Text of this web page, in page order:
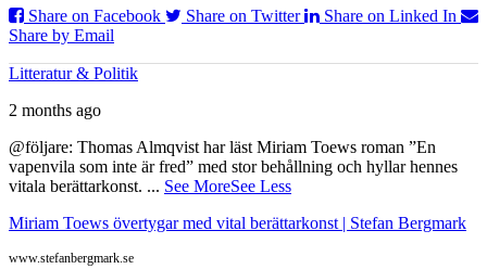
Share on Facebook Share on Twitter
Share on Linked In
Share by Email
Litteratur & Politik
2 months ago
@följare: Thomas Almqvist har läst Miriam Toews roman ”En
vapenvila som inte är fred” med stor behållning och hyllar hennes
vitala berättarkonst. ... See MoreSee Less
Miriam Toews övertygar med vital berättarkonst | Stefan Bergmark
www.stefanbergmark.se